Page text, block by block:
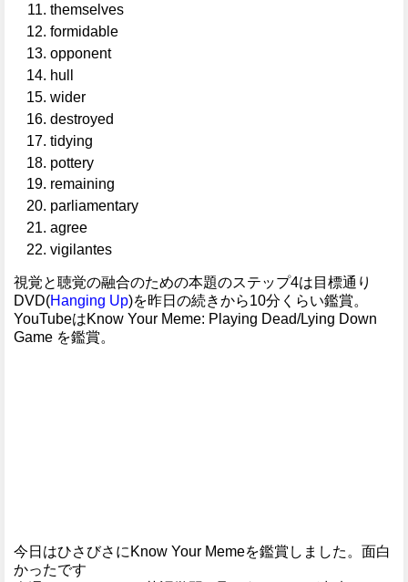
themselves
formidable
opponent
hull
wider
destroyed
tidying
pottery
remaining
parliamentary
agree
vigilantes
視覚と聴覚の融合のための本題のステップ4は目標通り
DVD(Hanging Up)を昨日の続きから10分くらい鑑賞。
YouTubeはKnow Your Meme: Playing Dead/Lying Down
Game を鑑賞。
今日はひさびさにKnow Your Memeを鑑賞しました。面白
かったです